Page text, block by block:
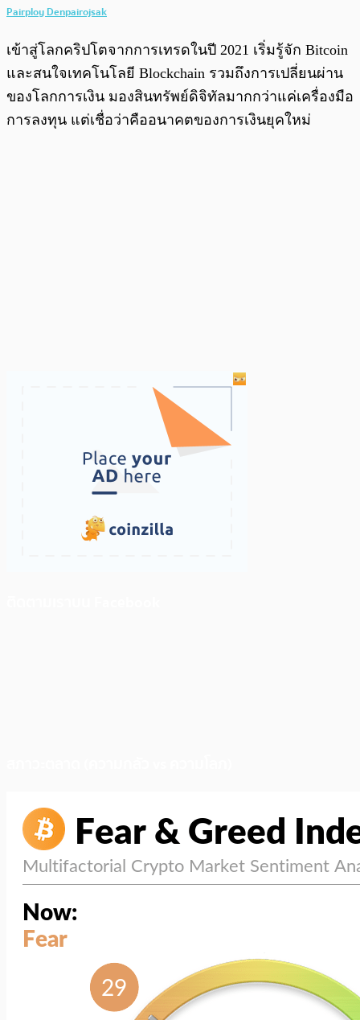
Pairploy Denpairojsak
เข้าสู่โลกคริปโตจากการเทรดในปี 2021 เริ่มรู้จัก Bitcoin
และสนใจเทคโนโลยี Blockchain รวมถึงการเปลี่ยนผ่าน
ของโลกการเงิน มองสินทรัพย์ดิจิทัลมากกว่าแค่เครื่องมือ
การลงทุน แต่เชื่อว่าคืออนาคตของการเงินยุคใหม่